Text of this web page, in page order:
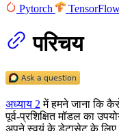
Pytorch
परिचय
अध्याय 2 में हमने जाना कि
पूर्व-प्रशिक्षित मॉडल का